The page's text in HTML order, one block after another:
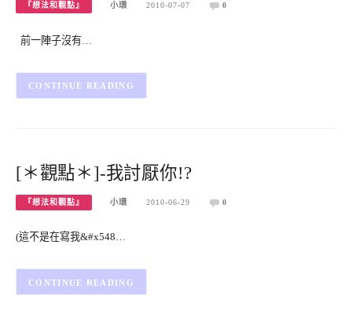
『想法和觀點』 小環 2010-07-07 0
前一陣子沒有…
CONTINUE READING
[＊觀點＊]-我討厭你!?
『想法和觀點』 小環 2010-06-29 0
(這不是在寫我&#x548…
CONTINUE READING